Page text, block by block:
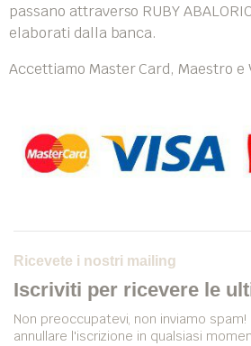
passano attraverso RUBY
elaborati dalla banca.
Accettiamo Master Card, Maestro e
Ricevete i nostri mailing
Iscriviti per ricevere le
Non preoccupatevi, non inviamo spam!
annullare l'iscrizione in qualsiasi